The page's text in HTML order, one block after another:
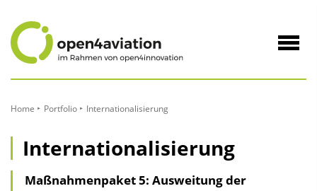
Inhalt
Home Portfolio Internationalisierung
Internationalisierung
Maßnahmenpaket 5: Ausweitung der